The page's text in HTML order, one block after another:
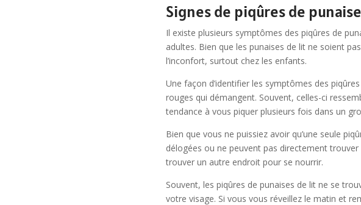
Signes de piqûres de
Il existe plusieurs symptômes des piqûres de
adultes. Bien que les punaises de lit ne soient
l’inconfort, surtout chez les enfants.
Une façon d’identifier les symptômes des
rouges qui démangent. Souvent, celles-ci
tendance à vous piquer plusieurs fois dans un
Bien que vous ne puissiez avoir qu’une seule
délogées ou ne peuvent pas directement
trouver un autre endroit pour se nourrir.
Souvent, les piqûres de punaises de lit ne se
votre visage. Si vous vous réveillez le matin et